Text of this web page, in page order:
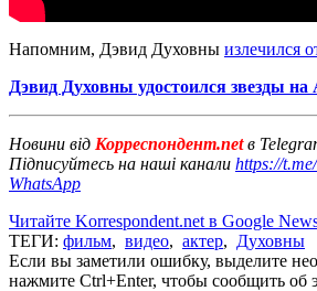
Напомним, Дэвид Духовны излечился
Дэвид Духовны удостоился звезды
Новини від Корреспондент.netв
Підписуйтесь на наші канали https://
WhatsApp
Читайте Korrespondent.net в Google
ТЕГИ: фильм, видео, актер, Духовны
Если вы заметили ошибку, выделите
нажмите Ctrl+Enter, чтобы сообщить об